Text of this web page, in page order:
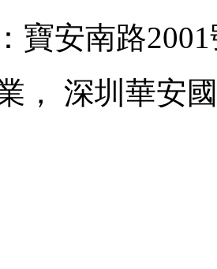
寶安南路
， 深圳華